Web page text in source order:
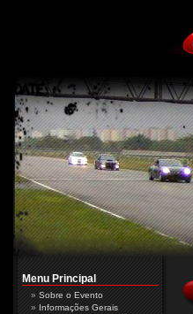
Menu Principal
Sobre o Evento
Informações Gerais